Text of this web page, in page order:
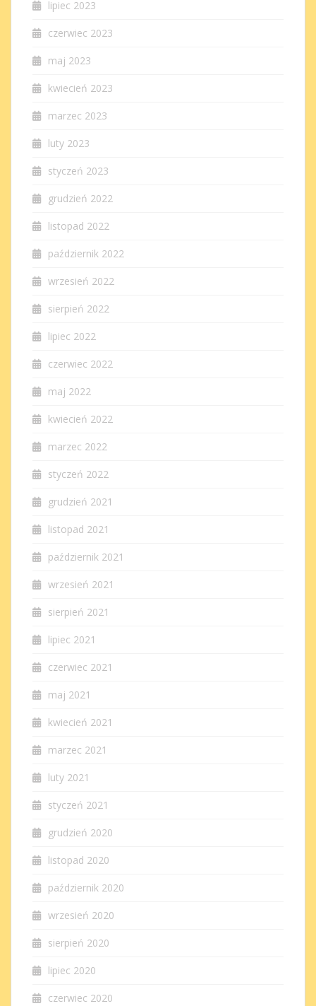
lipiec 2023
czerwiec 2023
maj 2023
kwiecień 2023
marzec 2023
luty 2023
styczeń 2023
grudzień 2022
listopad 2022
październik 2022
wrzesień 2022
sierpień 2022
lipiec 2022
czerwiec 2022
maj 2022
kwiecień 2022
marzec 2022
styczeń 2022
grudzień 2021
listopad 2021
październik 2021
wrzesień 2021
sierpień 2021
lipiec 2021
czerwiec 2021
maj 2021
kwiecień 2021
marzec 2021
luty 2021
styczeń 2021
grudzień 2020
listopad 2020
październik 2020
wrzesień 2020
sierpień 2020
lipiec 2020
czerwiec 2020